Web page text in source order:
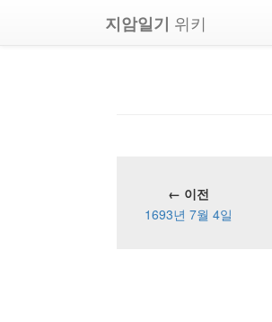
지암일기 위키
← 이전
1693년 7월 4일